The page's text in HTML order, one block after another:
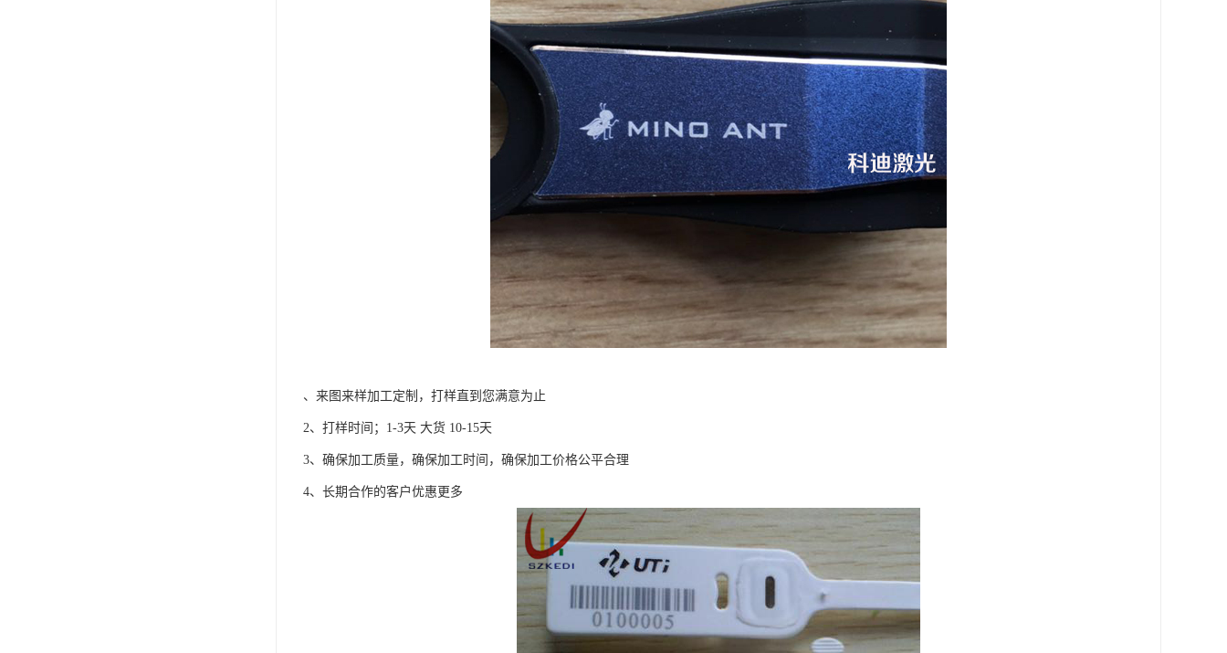
、来图来样加工定制，打样直到您满意为止
2、打样时间；1-3天 大货 10-15天
3、确保加工质量，确保加工时间，确保加工价格公平合理
4、长期合作的客户优惠更多